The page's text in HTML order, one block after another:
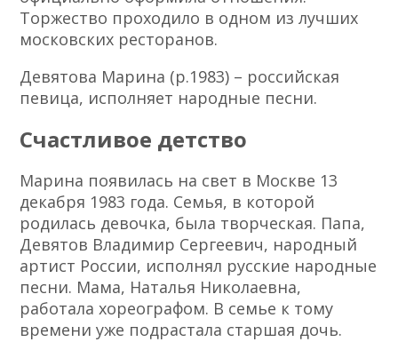
Торжество проходило в одном из лучших
московских ресторанов.
Девятова Марина (р.1983) – российская
певица, исполняет народные песни.
Счастливое детство
Марина появилась на свет в Москве 13
декабря 1983 года. Семья, в которой
родилась девочка, была творческая. Папа,
Девятов Владимир Сергеевич, народный
артист России, исполнял русские народные
песни. Мама, Наталья Николаевна,
работала хореографом. В семье к тому
времени уже подрастала старшая дочь.